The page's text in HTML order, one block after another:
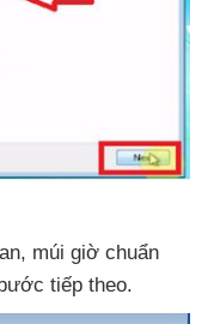
, múi giờ chuẩn
tiếp theo.